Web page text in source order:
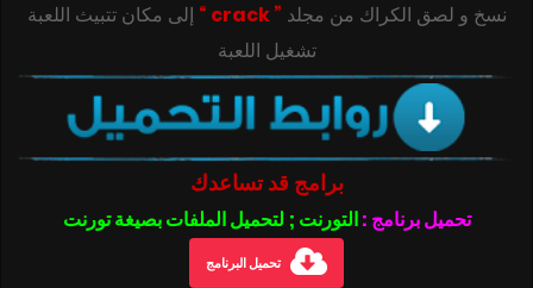
‎‫نسخ و لصق الكراك من مجلد ” crack “
تشغيل اللعبة
برامج قد تساعدك
تحميل برنامج :التورنت ; لتحميل الملفات بصيغة تورنت
تحميل البرنامج